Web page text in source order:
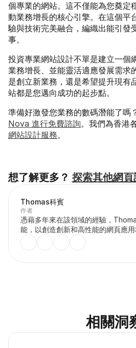
個專業的網站。這不僅能為您奠定
動業務增長的核心引擎。在這個平
驗與技術完美融合，編織出能引發
事。
投資專業網站設計不單是建立一個
業務增長、並能靈活適應發展需求
是創立新業務，還是希望提升現有
站都是您邁向成功的起步點。
準備好激發您業務的數碼潛能了嗎
Nova 進行免費諮詢。我們為香港
網站設計服務。
想了解更多？ 探索其他網
Thomas科賓
作者
憑藉多年來在該領域的經驗，
能，以創造創新和高性能的網頁應用
相關洞